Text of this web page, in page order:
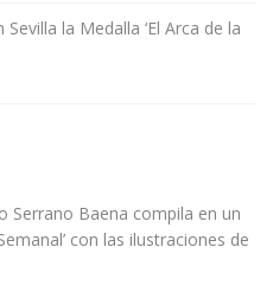
la Medalla ‘El Arca de la
Serrano Baena compila en un
con las ilustraciones de